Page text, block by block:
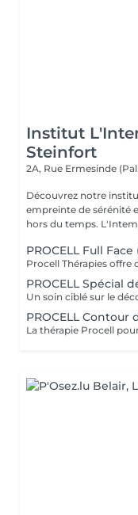
Institut
Steinfort
2A, Rue Ermesinde
Découvrez notre
empreinte de sérénité
hors du
PROCELL Full
PROCELL Spécial
PROCELL Contour